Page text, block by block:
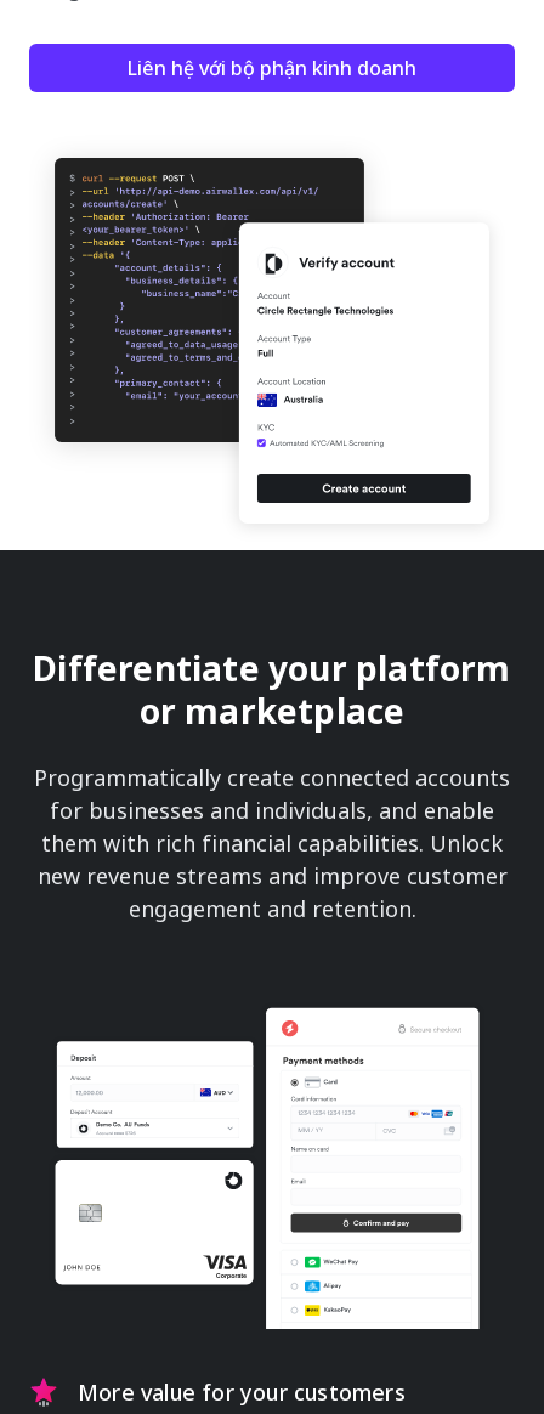
Liên hệ với bộ phận kinh doanh
Differentiate your platform
or marketplace
Programmatically create connected accounts
for businesses and individuals, and enable
them with rich financial capabilities. Unlock
new revenue streams and improve customer
engagement and retention.
More value for your customers